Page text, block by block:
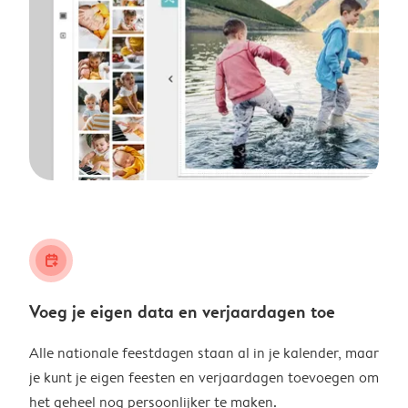
calendar_plus
Voeg je eigen data en verjaardagen toe
Alle nationale feestdagen staan al in je kalender, maar
je kunt je eigen feesten en verjaardagen toevoegen om
het geheel nog persoonlijker te maken.